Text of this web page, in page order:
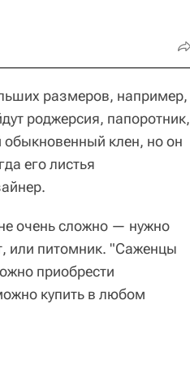
размеров, например,
роджерсия, папоротник,
клен, но он
его листья
очень сложно — нужно
или питомник. "Саженцы
приобрести
купить в любом